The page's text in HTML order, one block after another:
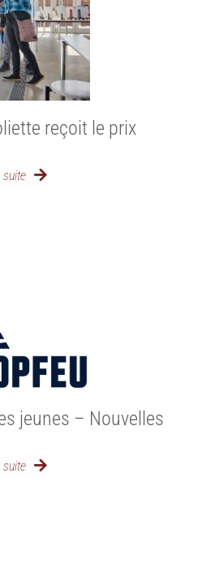
reçoit le prix
suite
jeunes – Nouvelles
suite